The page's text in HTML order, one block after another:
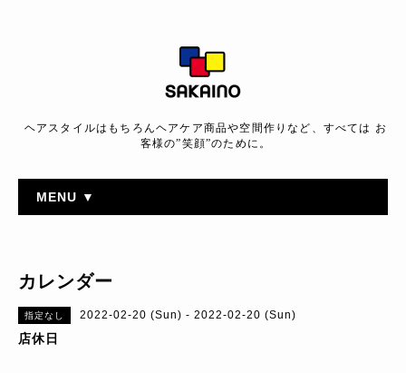
ヘアスタイルはもちろんヘアケア商品や空間作りなど、すべては お
客様の”笑顔”のために。
MENU ▼
カレンダー
指定なし 2022-02-20 (Sun) - 2022-02-20 (Sun)
店休日